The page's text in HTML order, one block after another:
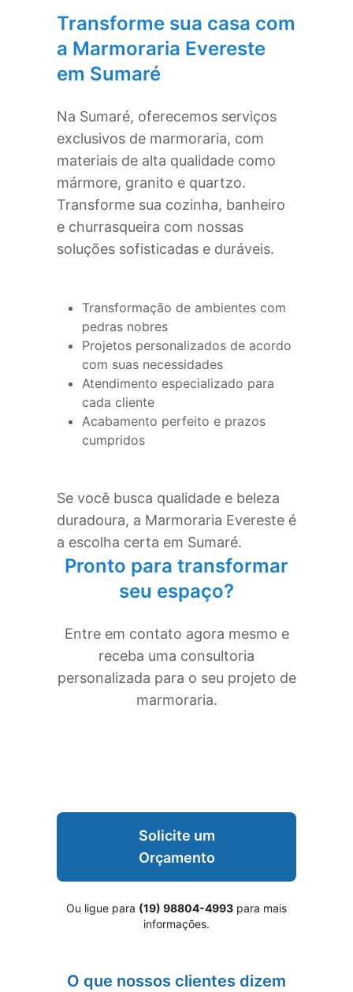
Transforme sua casa com
a Marmoraria Evereste
em Sumaré
Na Sumaré, oferecemos serviços
exclusivos de marmoraria, com
materiais de alta qualidade como
mármore, granito e quartzo.
Transforme sua cozinha, banheiro
e churrasqueira com nossas
soluções sofisticadas e duráveis.
Transformação de ambientes com
pedras nobres
Projetos personalizados de acordo
com suas necessidades
Atendimento especializado para
cada cliente
Acabamento perfeito e prazos
cumpridos
Se você busca qualidade e beleza
duradoura, a Marmoraria Evereste é
a escolha certa em Sumaré.
Pronto para transformar
seu espaço?
Entre em contato agora mesmo e
receba uma consultoria
personalizada para o seu projeto de
marmoraria.
Solicite um
Orçamento
Ou ligue para (19) 98804-4993 para mais
informações.
O que nossos clientes dizem